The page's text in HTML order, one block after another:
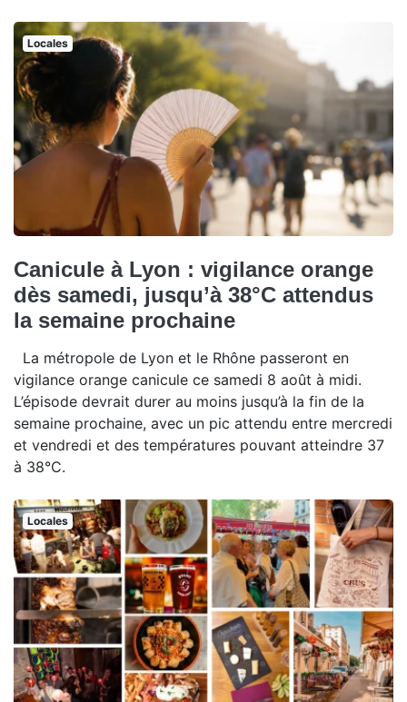
Locales
Canicule à Lyon : vigilance orange
dès samedi, jusqu’à 38°C attendus
la semaine prochaine
La métropole de Lyon et le Rhône passeront en
vigilance orange canicule ce samedi 8 août à midi.
L’épisode devrait durer au moins jusqu’à la fin de la
semaine prochaine, avec un pic attendu entre mercredi
et vendredi et des températures pouvant atteindre 37
à 38°C.
Locales